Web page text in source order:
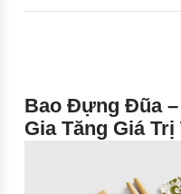
Bao Đựng Đũa
Gia Tăng Giá